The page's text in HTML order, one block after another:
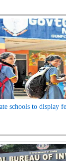
schools to display